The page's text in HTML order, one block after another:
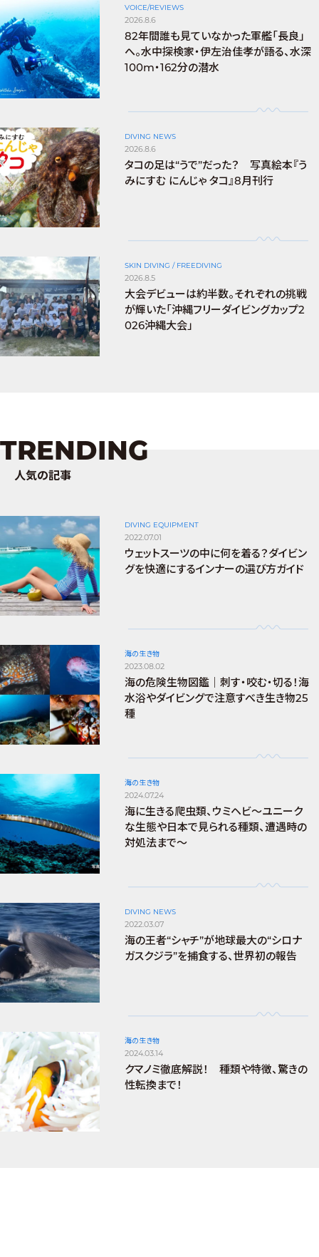
VOICE/REVIEWS
2026.8.6
82年間誰も見ていなかった軍艦「長良」
へ。水中探検家・伊左治佳孝が語る、水深
100m・162分の潜水
DIVING NEWS
2026.8.6
タコの足は“うで”だった？ 写真絵本『う
みにすむ にんじゃ タコ』8月刊行
SKIN DIVING / FREEDIVING
2026.8.5
大会デビューは約半数。それぞれの挑戦
が輝いた「沖縄フリーダイビングカップ2
026沖縄大会」
TRENDING
人気の記事
DIVING EQUIPMENT
2022.07.01
ウェットスーツの中に何を着る？ダイビン
グを快適にするインナーの選び方ガイド
海の生き物
2023.08.02
海の危険生物図鑑｜刺す・咬む・切る！海
水浴やダイビングで注意すべき生き物25
種
海の生き物
2024.07.24
海に生きる爬虫類、ウミヘビ～ユニーク
な生態や日本で見られる種類、遭遇時の
対処法まで～
DIVING NEWS
2022.03.07
海の王者“シャチ”が地球最大の“シロナ
ガスクジラ”を捕食する、世界初の報告
海の生き物
2024.03.14
クマノミ徹底解説！ 種類や特徴、驚きの
性転換まで！